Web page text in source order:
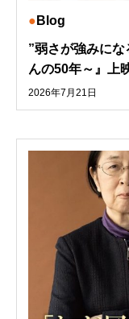
Blog
”弱さが強みに
んの50年～』上
2026年7月21日